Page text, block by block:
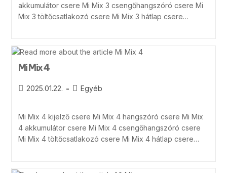
akkumulátor csere Mi Mix 3 csengőhangszóró csere Mi
Mix 3 töltőcsatlakozó csere Mi Mix 3 hátlap csere…
Mi Mix 4
2025.01.22. Egyéb
Mi Mix 4 kijelző csere Mi Mix 4 hangszóró csere Mi Mix
4 akkumulátor csere Mi Mix 4 csengőhangszóró csere
Mi Mix 4 töltőcsatlakozó csere Mi Mix 4 hátlap csere…